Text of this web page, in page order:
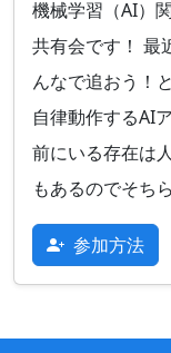
機械学習（AI）
共有会です！ 最
んなで追おう！
自律動作するAI
前にいる存在は
もあるのでそち
参加方法